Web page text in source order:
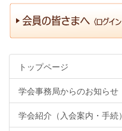
トップページ
学会事務局からのお知らせ
学会紹介（入会案内・手続）